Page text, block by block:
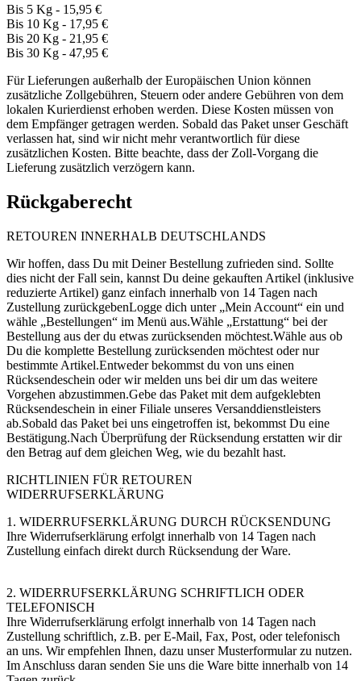
Bis 5 Kg - 15,95 €
Bis 10 Kg - 17,95 €
Bis 20 Kg - 21,95 €
Bis 30 Kg - 47,95 €
Für Lieferungen außerhalb der Europäischen Union können
zusätzliche Zollgebühren, Steuern oder andere Gebühren von dem
lokalen Kurierdienst erhoben werden. Diese Kosten müssen von
dem Empfänger getragen werden. Sobald das Paket unser Geschäft
verlassen hat, sind wir nicht mehr verantwortlich für diese
zusätzlichen Kosten. Bitte beachte, dass der Zoll-Vorgang die
Lieferung zusätzlich verzögern kann.
Rückgaberecht
RETOUREN INNERHALB DEUTSCHLANDS
Wir hoffen, dass Du mit Deiner Bestellung zufrieden sind. Sollte
dies nicht der Fall sein, kannst Du deine gekauften Artikel (inklusive
reduzierte Artikel) ganz einfach innerhalb von 14 Tagen nach
Zustellung zurückgebenLogge dich unter „Mein Account“ ein und
wähle „Bestellungen“ im Menü aus.Wähle „Erstattung“ bei der
Bestellung aus der du etwas zurücksenden möchtest.Wähle aus ob
Du die komplette Bestellung zurücksenden möchtest oder nur
bestimmte Artikel.Entweder bekommst du von uns einen
Rücksendeschein oder wir melden uns bei dir um das weitere
Vorgehen abzustimmen.Gebe das Paket mit dem aufgeklebten
Rücksendeschein in einer Filiale unseres Versanddienstleisters
ab.Sobald das Paket bei uns eingetroffen ist, bekommst Du eine
Bestätigung.Nach Überprüfung der Rücksendung erstatten wir dir
den Betrag auf dem gleichen Weg, wie du bezahlt hast.
RICHTLINIEN FÜR RETOUREN
WIDERRUFSERKLÄRUNG
1. WIDERRUFSERKLÄRUNG DURCH RÜCKSENDUNG
Ihre Widerrufserklärung erfolgt innerhalb von 14 Tagen nach
Zustellung einfach direkt durch Rücksendung der Ware.
2. WIDERRUFSERKLÄRUNG SCHRIFTLICH ODER
TELEFONISCH
Ihre Widerrufserklärung erfolgt innerhalb von 14 Tagen nach
Zustellung schriftlich, z.B. per E-Mail, Fax, Post, oder telefonisch
an uns. Wir empfehlen Ihnen, dazu unser Musterformular zu nutzen.
Im Anschluss daran senden Sie uns die Ware bitte innerhalb von 14